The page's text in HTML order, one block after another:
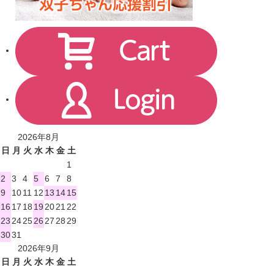
2026年8月
日 月 火 水 木 金 土
1
2
3 4 5 6 7
8
9
1011 12 13 1415
16 17 18 19 2021 22
23 242526 27 28 29
3031
2026年9月
日 月 火 水 木 金 土